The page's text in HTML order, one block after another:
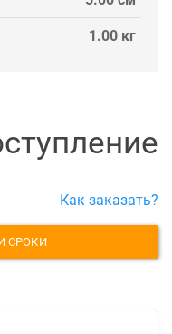
1.00 кг
Как заказать?
СРОКИ